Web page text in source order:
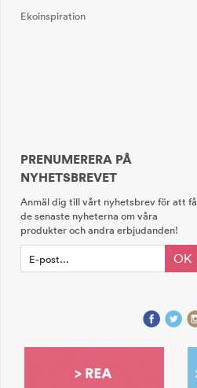
Ekoinspiration
PRENUMERERA PÅ
NYHETSBREVET
Anmäl dig till vårt nyhetsbrev för att få
de senaste nyheterna om våra
produkter och andra erbjudanden!
OK